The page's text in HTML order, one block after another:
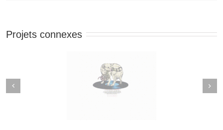
Projets connexes
Next